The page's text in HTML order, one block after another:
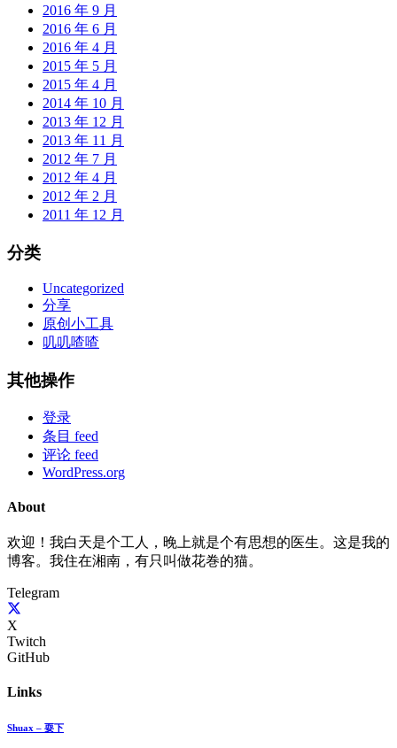
2016 年 9 月
2016 年 6 月
2016 年 4 月
2015 年 5 月
2015 年 4 月
2014 年 10 月
2013 年 12 月
2013 年 11 月
2012 年 7 月
2012 年 4 月
2012 年 2 月
2011 年 12 月
分类
Uncategorized
分享
原创小工具
叽叽喳喳
其他操作
登录
条目 feed
评论 feed
WordPress.org
About
欢迎！我白天是个工人，晚上就是个有思想的医生。这是我的
博客。我住在湘南，有只叫做花巻的猫。
Telegram
X
Twitch
GitHub
Links
Shuax – 耍下